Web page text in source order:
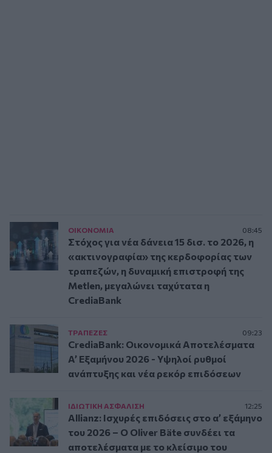
ΟΙΚΟΝΟΜΙΑ 08:45
Στόχος για νέα δάνεια 15 δισ. το 2026, η
«ακτινογραφία» της κερδοφορίας των
τραπεζών, η δυναμική επιστροφή της
Metlen, μεγαλώνει ταχύτατα η
CrediaBank
ΤΡAΠΕΖΕΣ 09:23
CrediaBank: Οικονομικά Αποτελέσματα
A’ Εξαμήνου 2026 - Υψηλοί ρυθμοί
ανάπτυξης και νέα ρεκόρ επιδόσεων
ΙΔΙΩΤΙΚΗ ΑΣΦAΛΙΣΗ 12:25
Allianz: Ισχυρές επιδόσεις στο α’ εξάμηνο
του 2026 – Ο Oliver Bäte συνδέει τα
αποτελέσματα με το κλείσιμο του